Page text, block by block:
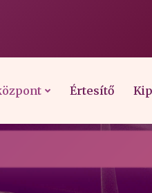
Értesítő